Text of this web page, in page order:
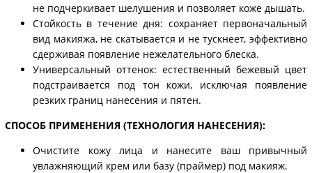
не подчеркивает шелушения и позволяет коже дышать.
Стойкость в течение дня: сохраняет первоначальный
вид макияжа, не скатывается и не тускнеет, эффективно
сдерживая появление нежелательного блеска.
Универсальный оттенок: естественный бежевый цвет
подстраивается под тон кожи, исключая появление
резких границ нанесения и пятен.
СПОСОБ ПРИМЕНЕНИЯ (ТЕХНОЛОГИЯ НАНЕСЕНИЯ):
Очистите кожу лица и нанесите ваш привычный
увлажняющий крем или базу (праймер) под макияж.